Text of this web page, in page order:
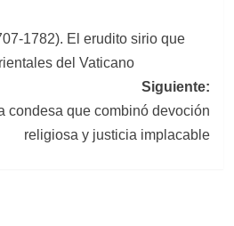
1782). El erudito sirio que
del Vaticano
Siguiente:
condesa que combinó devoción
religiosa y justicia implacable